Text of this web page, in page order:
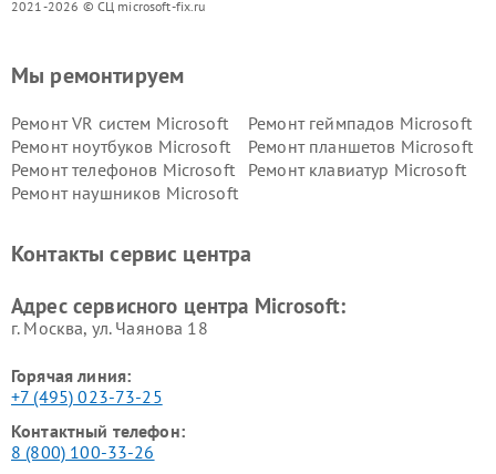
2021-2026 © СЦ microsoft-fix.ru
Мы ремонтируем
Ремонт VR систем Microsoft
Ремонт геймпадов Microsoft
Ремонт ноутбуков Microsoft
Ремонт планшетов Microsoft
Ремонт телефонов Microsoft
Ремонт клавиатур Microsoft
Ремонт наушников Microsoft
Контакты сервис центра
Адрес сервисного центра Microsoft:
г. Москва, ул. Чаянова 18
Горячая линия:
+7 (495) 023-73-25
Контактный телефон:
8 (800) 100-33-26